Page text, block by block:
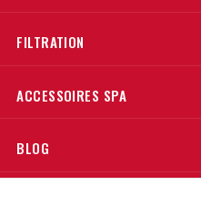
FILTRATION
ACCESSOIRES SPA
BLOG